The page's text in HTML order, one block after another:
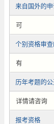
来自国外的
可
个别资格审
有
历年考题的
详情请咨询
报考资格